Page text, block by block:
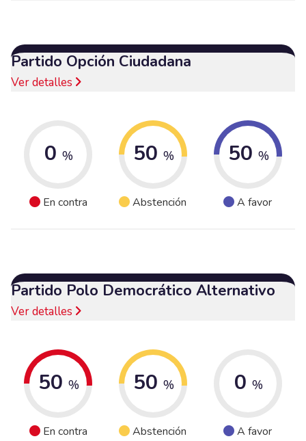
Partido Opción Ciudadana
Ver detalles
0 %
En contra
50 %
Abstención
50 %
A favor
Partido Polo Democrático Alternativo
Ver detalles
50 %
En contra
50 %
Abstención
0 %
A favor